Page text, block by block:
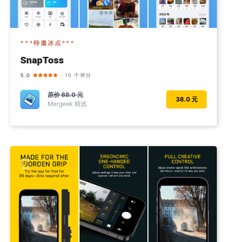
***特邀冰点***
SnapToss
5.0 · 10 个评分
原价88.0 元
Mergeek 精选
38.0 元